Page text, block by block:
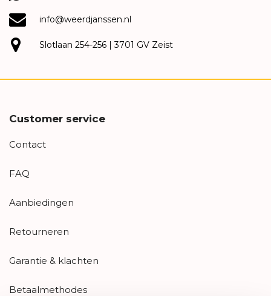
info@weerdjanssen.nl
Slotlaan 254-256 | 3701 GV Zeist
Customer service
Contact
FAQ
Aanbiedingen
Retourneren
Garantie & klachten
Betaalmethodes